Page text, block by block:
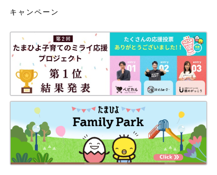
キャンペーン